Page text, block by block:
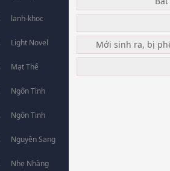
lanh-khoc
Light Novel
Mạt Thế
Ngôn Tình
Ngôn Tinh
Nguyên Sang
Nhẹ Nhàng
Mới sinh ra, bị